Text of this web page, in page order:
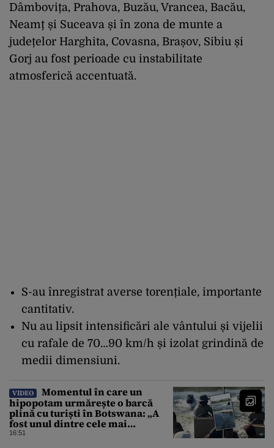
Dâmbovița, Prahova, Buzău, Vrancea, Bacău,
Neamț și Suceava și în zona de munte a
județelor Harghita, Covasna, Brașov, Sibiu și
Gorj au fost perioade cu instabilitate
atmosferică accentuată.
S-au înregistrat averse torențiale, importante
cantitativ.
Nu au lipsit intensificări ale vântului și vijelii
cu rafale de 70…90 km/h și izolat grindină de
medii dimensiuni.
VIDEO
Momentul în care un
hipopotam urmărește o barcă
plină cu turiști în Botswana: „A
fost unul dintre cele mai
înfricoșătoare momente”
16:51